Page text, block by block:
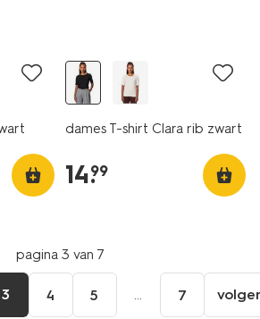
dames T-shirt Clara rib zwart
14.
99
pagina 3 van 7
3 4 5 ... 7